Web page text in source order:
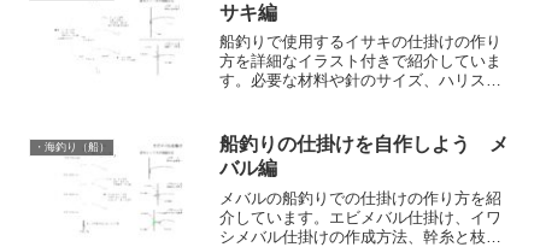
サキ編
船釣りで使用するイサキの仕掛けの作り
方を詳細なイラスト付きで紹介していま
す。必要な材料や針のサイズ、ハリスの
・海釣り（船）
船釣りの仕掛けを自作しよう メ
バル編
メバルの船釣りでの仕掛けの作り方を紹
介しています。エビメバル仕掛け、イワ
シメバル仕掛けの作成方法、幹糸と枝糸